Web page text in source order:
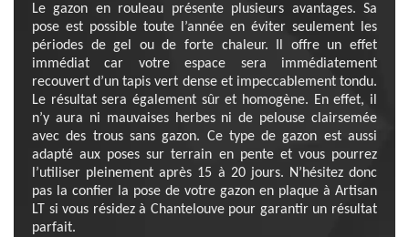
Le gazon en rouleau présente plusieurs avantages. Sa
pose est possible toute l’année en éviter seulement les
périodes de gel ou de forte chaleur. Il offre un effet
immédiat car votre espace sera immédiatement
recouvert d’un tapis vert dense et impeccablement tondu.
Le résultat sera également sûr et homogène. En effet, il
n’y aura ni mauvaises herbes ni de pelouse clairsemée
avec des trous sans gazon. Ce type de gazon est aussi
adapté aux poses sur terrain en pente et vous pourrez
l’utiliser pleinement après 15 à 20 jours. N’hésitez donc
pas la confier la pose de votre gazon en plaque à Artisan
LT si vous résidez à Chantelouve pour garantir un résultat
parfait.